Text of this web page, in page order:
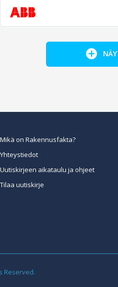
Mikä on Rakennusfakta?
Yhteystiedot
Uutiskirjeen aikataulu ja ohjeet
Tilaa uutiskirje
Reserved.